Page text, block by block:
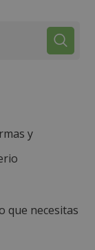
y
que necesitas